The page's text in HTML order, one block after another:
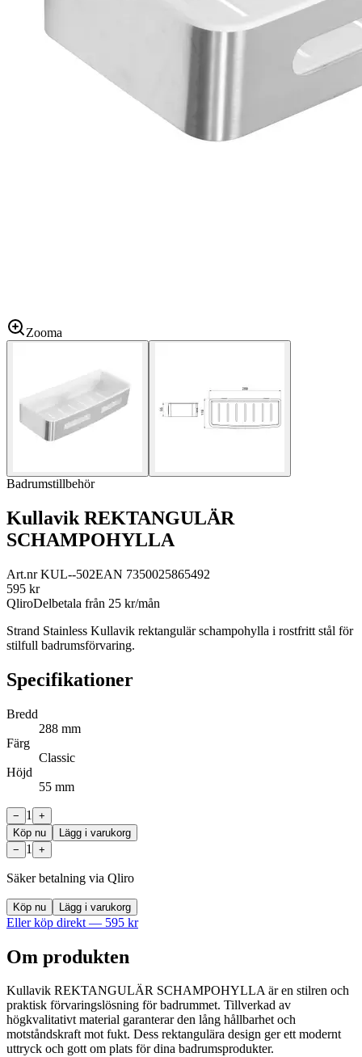
Zooma
Badrumstillbehör
Kullavik REKTANGULÄR
SCHAMPOHYLLA
Art.nrKUL--502EAN 7350025865492
595 kr
QliroDelbetala från 25 kr/mån
Strand Stainless Kullavik rektangulär schampohylla i rostfritt stål för
stilfull badrumsförvaring.
Specifikationer
Bredd
288 mm
Färg
Classic
Höjd
55 mm
− 1
+
Köp nu
Lägg i varukorg
−
1 +
Säker betalning via Qliro
Köp nu Lägg i varukorg
Eller köp direkt — 595 kr
Om produkten
Kullavik REKTANGULÄR SCHAMPOHYLLA är en stilren och
praktisk förvaringslösning för badrummet. Tillverkad av
högkvalitativt material garanterar den lång hållbarhet och
motståndskraft mot fukt. Dess rektangulära design ger ett modernt
uttryck och gott om plats för dina badrumsprodukter.